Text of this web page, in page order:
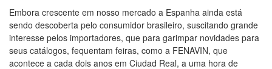
Embora crescente em nosso mercado a Espanha ainda está
sendo descoberta pelo consumidor brasileiro, suscitando grande
interesse pelos importadores, que para garimpar novidades para
seus catálogos, fequentam feiras, como a FENAVIN, que
acontece a cada dois anos em Ciudad Real, a uma hora de